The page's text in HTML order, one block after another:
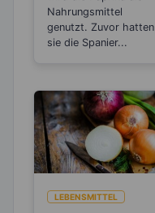
Nahrungsmittel
genutzt. Zuvor hatten
sie die Spanier...
LEBENSMITTEL